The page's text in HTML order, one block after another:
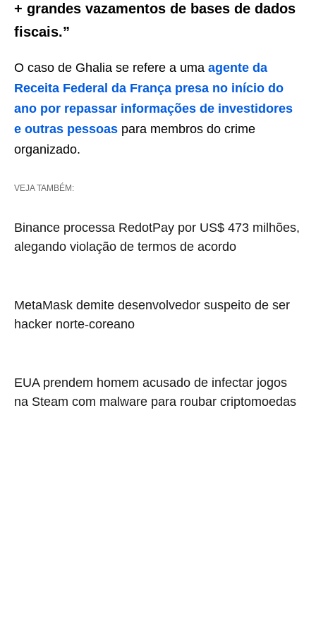
+ grandes vazamentos de bases de dados
fiscais.”
O caso de Ghalia se refere a uma agente da
Receita Federal da França presa no início do
ano por repassar informações de investidores
e outras pessoas para membros do crime
organizado.
VEJA TAMBÉM:
Binance processa RedotPay por US$ 473 milhões,
alegando violação de termos de acordo
MetaMask demite desenvolvedor suspeito de ser
hacker norte-coreano
EUA prendem homem acusado de infectar jogos
na Steam com malware para roubar criptomoedas